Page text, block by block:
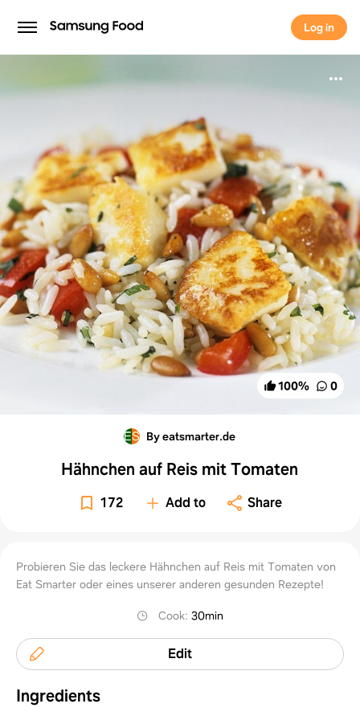
Log in
Log in
100% 0
By eatsmarter.de
Hähnchen auf Reis mit Tomaten
172 Add to Share
Probieren Sie das leckere Hähnchen auf Reis mit Tomaten von
Eat Smarter oder eines unserer anderen gesunden Rezepte!
Cook:30min
Edit
Ingredients